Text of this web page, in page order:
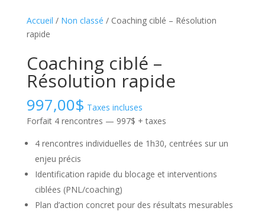
Accueil / Non classé / Coaching ciblé – Résolution
rapide
Coaching ciblé –
Résolution rapide
997,00$ Taxes incluses
Forfait 4 rencontres — 997$ + taxes
4 rencontres individuelles de 1h30, centrées sur un
enjeu précis
Identification rapide du blocage et interventions
ciblées (PNL/coaching)
Plan d’action concret pour des résultats mesurables